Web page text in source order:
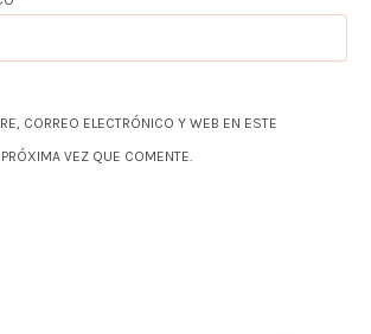
CORREO ELECTRÓNICO Y WEB EN ESTE
VEZ QUE COMENTE.